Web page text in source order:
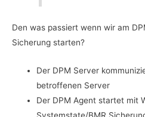
Den was passiert wenn wir am
Sicherung starten?
Der DPM Server
betroffenen Server
Der DPM Agent startet mit
Systemstate/BMR